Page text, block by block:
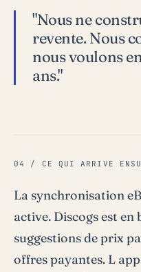
"Nous ne
revente. Nous
nous voulons
ans."
04 / CE QUI ARRIVE
La synchronisation
active. Discogs est en
suggestions de prix
offres payantes. L